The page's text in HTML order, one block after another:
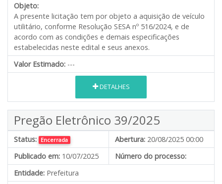
Objeto:
A presente licitação tem por objeto a aquisição de veículo
utilitário, conforme Resolução SESA nº 516/2024, e de
acordo com as condições e demais especificações
estabelecidas neste edital e seus anexos.
Valor Estimado: ---
DETALHES
Pregão Eletrônico 39/2025
Status: Encerrada Abertura: 20/08/2025 00:00
Publicado em: 10/07/2025
Número do processo:
Entidade: Prefeitura